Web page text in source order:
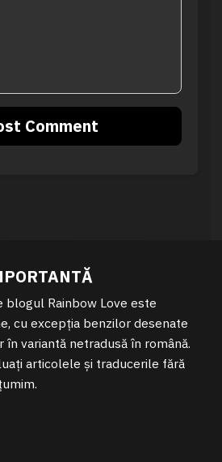
Rainbow Love este
cu excepția benzilor desenate
în variantă netradusă în română.
articolele și traducerile fără